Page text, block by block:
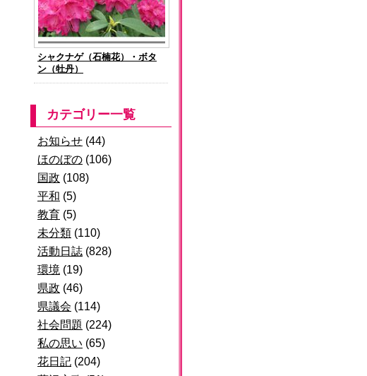
シャクナゲ（石楠花）・ボタ
ン（牡丹）
カテゴリー一覧
お知らせ (44)
ほのぼの (106)
国政 (108)
平和 (5)
教育 (5)
未分類 (110)
活動日誌 (828)
環境 (19)
県政 (46)
県議会 (114)
社会問題 (224)
私の思い (65)
花日記 (204)